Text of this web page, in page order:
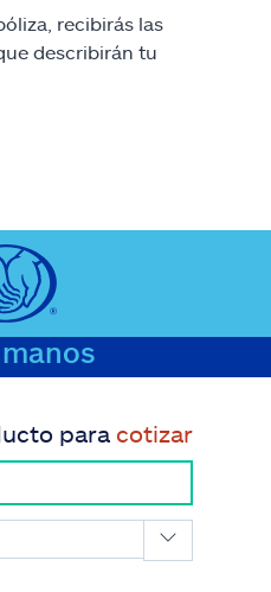
recibirás las
describirán tu
para cotizar